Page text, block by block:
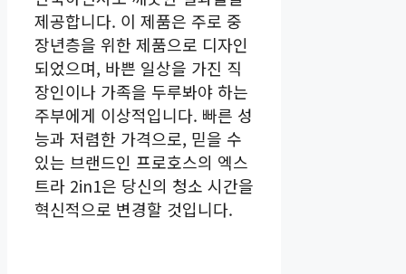
제공합니다. 이 제품은 주로 중
장년층을 위한 제품으로 디자인
되었으며, 바쁜 일상을 가진 직
장인이나 가족을 두루봐야 하는
주부에게 이상적입니다. 빠른 성
능과 저렴한 가격으로, 믿을 수
있는 브랜드인 프로호스의 엑스
트라 2in1은 당신의 청소 시간을
혁신적으로 변경할 것입니다.